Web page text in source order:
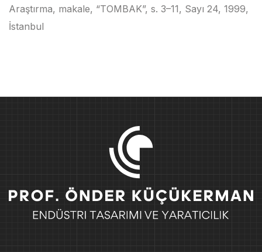
Araştırma, makale, “TOMBAK”, s. 3–11, Sayı 24, 1999,
İstanbul